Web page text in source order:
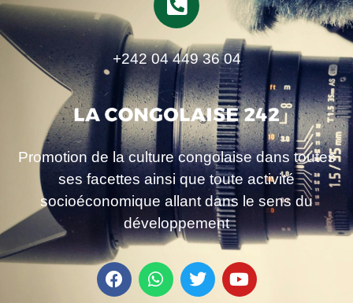
+242 04 449 36 04
Promotion de la culture congolaise dans toutes
ses facettes ainsi que toute activité
socioéconomique allant dans le sens du
développement